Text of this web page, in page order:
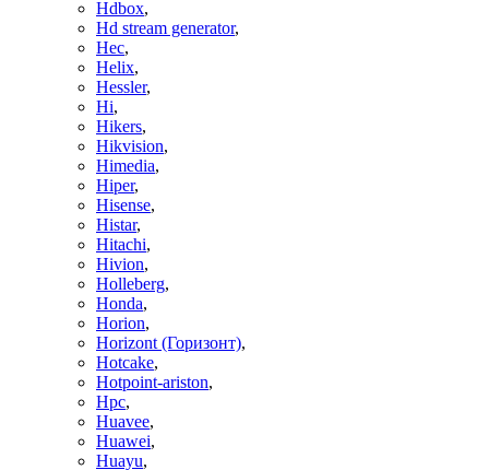
Hdbox,
Hd stream generator,
Hec,
Helix,
Hessler,
Hi,
Hikers,
Hikvision,
Himedia,
Hiper,
Hisense,
Histar,
Hitachi,
Hivion,
Holleberg,
Honda,
Horion,
Horizont (Горизонт),
Hotcake,
Hotpoint-ariston,
Hpc,
Huavee,
Huawei,
Huayu,